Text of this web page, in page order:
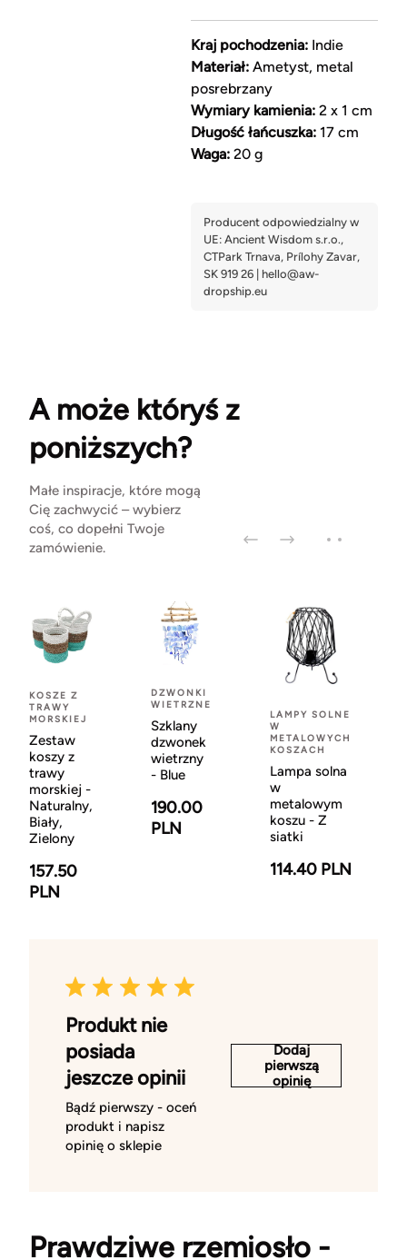
Kraj pochodzenia:Indie
Materiał:Ametyst, metal
posrebrzany
Wymiary kamienia:2 x 1 cm
Długość łańcuszka:17 cm
Waga:20 g
A może któryś z
poniższych?
Małe inspiracje, które mogą
Cię zachwycić – wybierz
coś, co dopełni Twoje
zamówienie.
KOSZE Z
TRAWY
MORSKIEJ
Zestaw
koszy z
trawy
morskiej -
Naturalny,
Biały,
Zielony
157.50
PLN
DZWONKI
WIETRZNE
Szklany
dzwonek
wietrzny
- Blue
190.00
PLN
LAMPY SOLNE
W
METALOWYCH
KOSZACH
Lampa solna
w
metalowym
koszu - Z
siatki
114.40 PLN
Produkt nie
posiada
jeszcze opinii
Bądź pierwszy - oceń
produkt i napisz
opinię o sklepie
Dodaj
pierwszą
opinię
Prawdziwe rzemiosło -